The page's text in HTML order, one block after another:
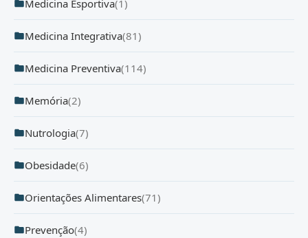
Medicina Esportiva(1)
Medicina Integrativa(81)
Medicina Preventiva(114)
Memória(2)
Nutrologia(7)
Obesidade(6)
Orientações Alimentares(71)
Prevenção(4)